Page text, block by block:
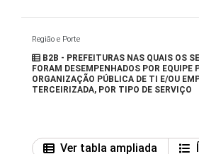
Região e Porte
B2B - PREFEITURAS NAS QUAIS OS
FORAM DESEMPENHADOS POR EQUIPE
ORGANIZAÇÃO PÚBLICA DE TI E/OU
TERCEIRIZADA, POR TIPO DE SERVIÇO
Ver tabla ampliada